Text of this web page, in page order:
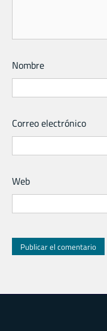
Nombre
Correo electrónico
Web